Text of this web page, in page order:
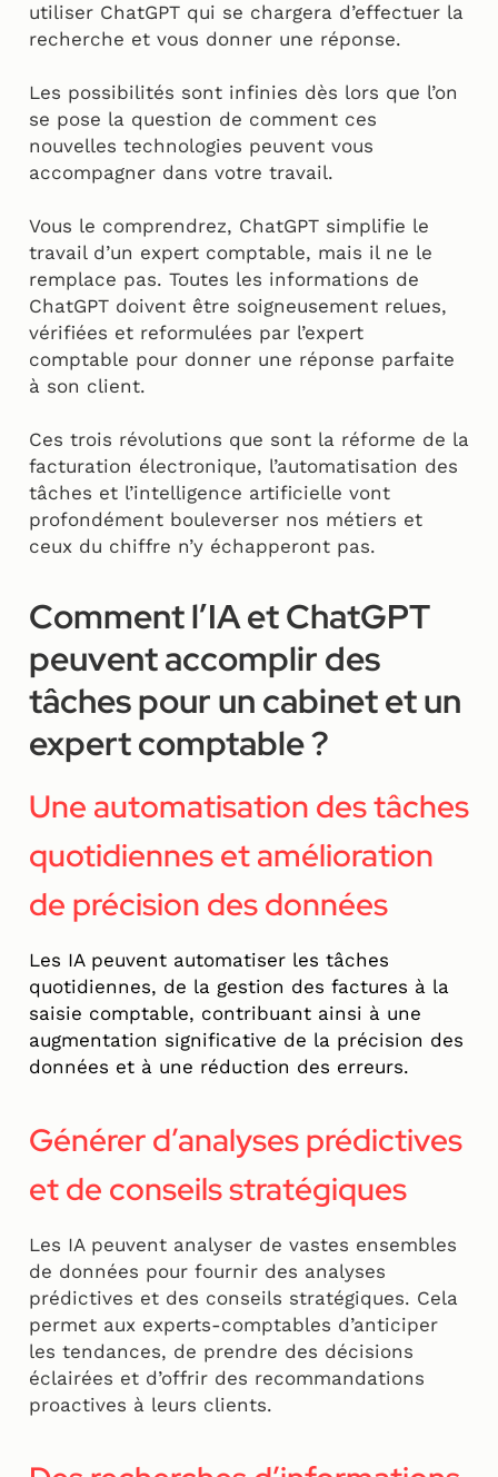
utiliser ChatGPT qui se chargera d’effectuer la
recherche et vous donner une réponse.
Les possibilités sont infinies dès lors que l’on
se pose la question de comment ces
nouvelles technologies peuvent vous
accompagner dans votre travail.
Vous le comprendrez, ChatGPT simplifie le
travail d’un expert comptable, mais il ne le
remplace pas. Toutes les informations de
ChatGPT doivent être soigneusement relues,
vérifiées et reformulées par l’expert
comptable pour donner une réponse parfaite
à son client.
Ces trois révolutions que sont la réforme de la
facturation électronique, l’automatisation des
tâches et l’intelligence artificielle vont
profondément bouleverser nos métiers et
ceux du chiffre n’y échapperont pas.
Comment l’IA et ChatGPT
peuvent accomplir des
tâches pour un cabinet et un
expert comptable ?
Une automatisation des tâches
quotidiennes et amélioration
de précision des données
Les IA peuvent automatiser les tâches
quotidiennes, de la gestion des factures à la
saisie comptable, contribuant ainsi à une
augmentation significative de la précision des
données et à une réduction des erreurs.
Générer d’analyses prédictives
et de conseils stratégiques
Les IA peuvent analyser de vastes ensembles
de données pour fournir des analyses
prédictives et des conseils stratégiques. Cela
permet aux experts-comptables d’anticiper
les tendances, de prendre des décisions
éclairées et d’offrir des recommandations
proactives à leurs clients.